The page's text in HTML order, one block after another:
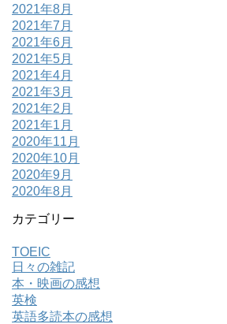
2021年8月
2021年7月
2021年6月
2021年5月
2021年4月
2021年3月
2021年2月
2021年1月
2020年11月
2020年10月
2020年9月
2020年8月
カテゴリー
TOEIC
日々の雑記
本・映画の感想
英検
英語多読本の感想